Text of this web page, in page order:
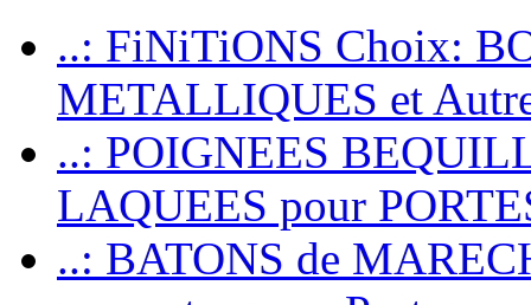
..: FiNiTiONS Choix:
METALLIQUES et
..: POIGNEES
LAQUEES pour
..: BATONS de